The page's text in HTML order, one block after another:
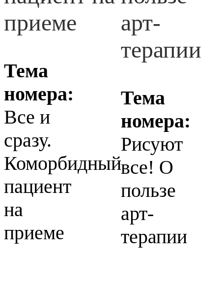
Тема
номера:
Все и
сразу.
Коморбидный
пациент
на
приеме
Тема
номера:
Рисуют
все! О
пользе
арт-
терапии